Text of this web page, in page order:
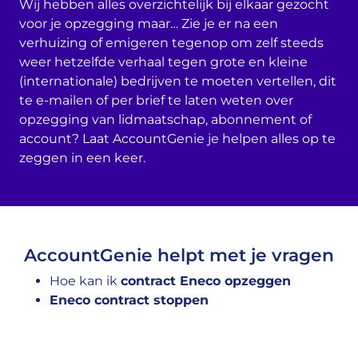
Wij hebben alles overzichtelijk bij elkaar gezocht
voor je opzegging maar… Zie je er na een
verhuizing of emigeren tegenop om zelf steeds
weer hetzelfde verhaal tegen grote en kleine
(internationale) bedrijven te moeten vertellen, dit
te e-mailen of per brief te laten weten over
opzegging van lidmaatschap, abonnement of
account? Laat AccountGenie je helpen alles op te
zeggen in een keer.
AccountGenie helpt met je vragen
Hoe kan ik contract Eneco opzeggen
Eneco contract stoppen